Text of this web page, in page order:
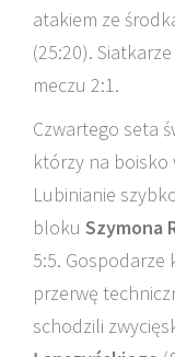
atakiem ze
(25:20).
meczu 2:1.
Czwartego seta
którzy na boisko
Lubinianie
bloku Szymona
5:5.
przerwę
schodzili